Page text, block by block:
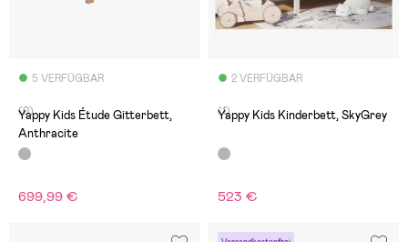
5 VERFÜGBAR
(0)
Yappy Kids Étude Gitterbett,
Anthracite
699,99 €
2 VERFÜGBAR
(1)
Yappy Kids Kinderbett, SkyGrey
523 €